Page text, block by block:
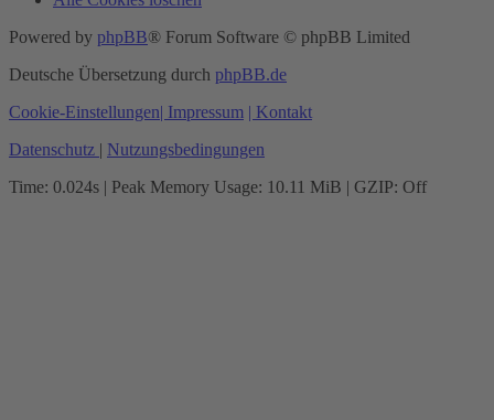
Powered by phpBB® Forum Software © phpBB Limited
Deutsche Übersetzung durch phpBB.de
Cookie-Einstellungen| Impressum | Kontakt
Datenschutz | Nutzungsbedingungen
Time: 0.024s | Peak Memory Usage: 10.11 MiB | GZIP: Off